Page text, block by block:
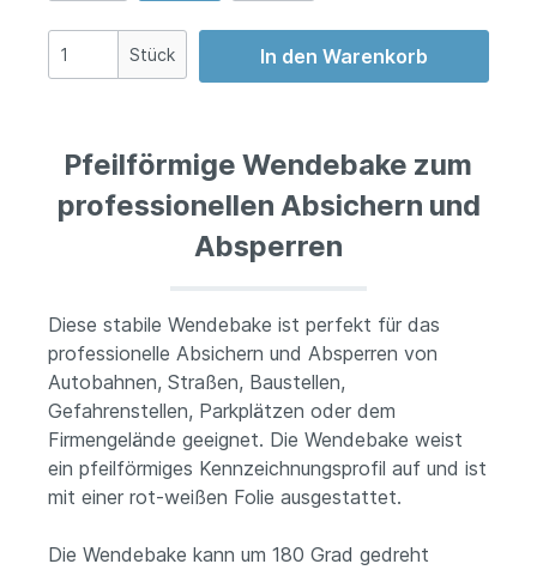
Stück In den Warenkorb
Pfeilförmige Wendebake zum
professionellen Absichern und
Absperren
Diese stabile Wendebake ist perfekt für das
professionelle Absichern und Absperren von
Autobahnen, Straßen, Baustellen,
Gefahrenstellen, Parkplätzen oder dem
Firmengelände geeignet. Die Wendebake weist
ein pfeilförmiges Kennzeichnungsprofil auf und ist
mit einer rot-weißen Folie ausgestattet.
Die Wendebake kann um 180 Grad gedreht